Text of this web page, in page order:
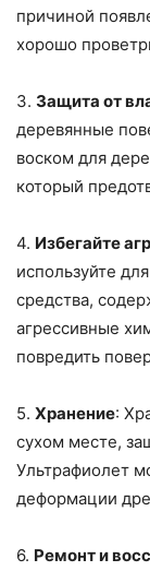
причиной
хорошо
3. Защита от
деревянные
воском для
который
4. Избегайте
используйте
средства,
агрессивные
повредить
5. Хранение:
сухом месте,
Ультрафиолет
деформации
6. Ремонт и